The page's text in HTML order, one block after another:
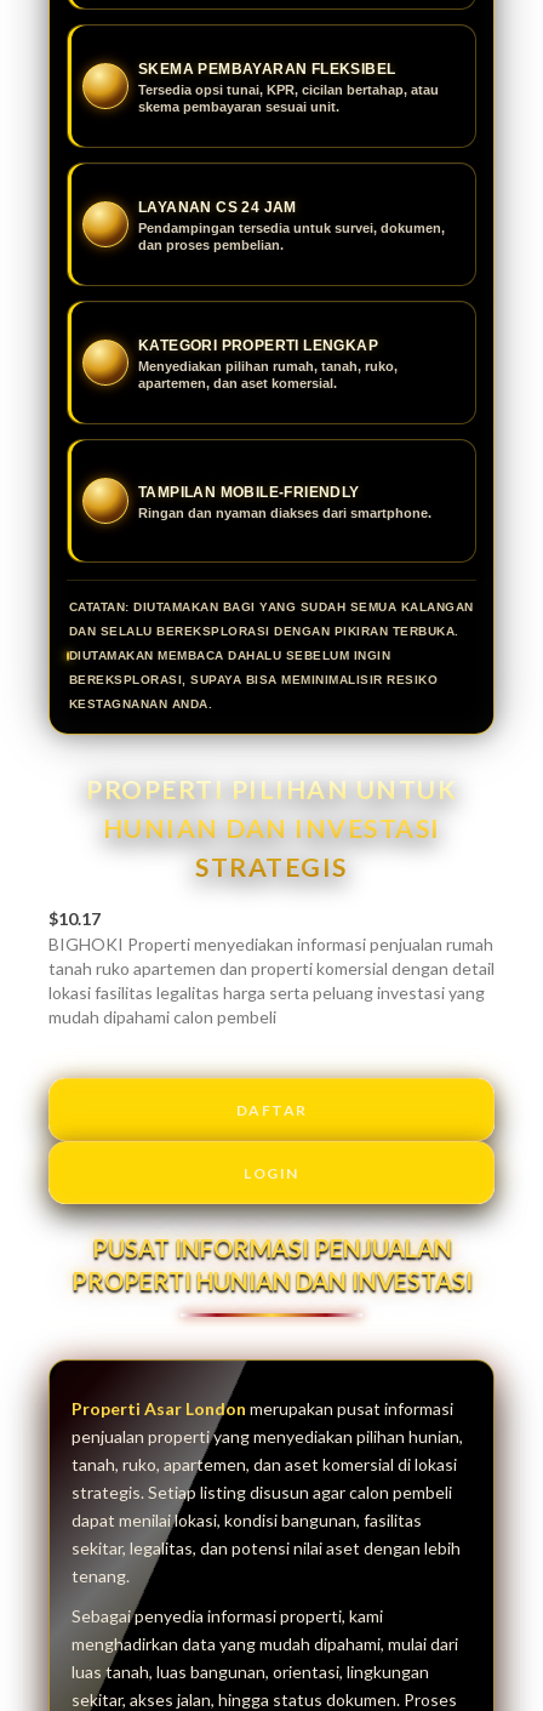
SKEMA PEMBAYARAN FLEKSIBEL
Tersedia opsi tunai, KPR, cicilan bertahap, atau
skema pembayaran sesuai unit.
LAYANAN CS 24 JAM
Pendampingan tersedia untuk survei, dokumen,
dan proses pembelian.
KATEGORI PROPERTI LENGKAP
Menyediakan pilihan rumah, tanah, ruko,
apartemen, dan aset komersial.
TAMPILAN MOBILE-FRIENDLY
Ringan dan nyaman diakses dari smartphone.
CATATAN: DIUTAMAKAN BAGI YANG SUDAH SEMUA KALANGAN
DAN SELALU BEREKSPLORASI DENGAN PIKIRAN TERBUKA.
DIUTAMAKAN MEMBACA DAHALU SEBELUM INGIN
BEREKSPLORASI, SUPAYA BISA MEMINIMALISIR RESIKO
KESTAGNANAN ANDA.
PROPERTI PILIHAN UNTUK
HUNIAN DAN INVESTASI
STRATEGIS
$10.17
BIGHOKI Properti menyediakan informasi penjualan rumah
tanah ruko apartemen dan properti komersial dengan detail
lokasi fasilitas legalitas harga serta peluang investasi yang
mudah dipahami calon pembeli
DAFTAR
LOGIN
PUSAT INFORMASI PENJUALAN
PROPERTI HUNIAN DAN INVESTASI
Properti Asar London merupakan pusat informasi
penjualan properti yang menyediakan pilihan hunian,
tanah, ruko, apartemen, dan aset komersial di lokasi
strategis. Setiap listing disusun agar calon pembeli
dapat menilai lokasi, kondisi bangunan, fasilitas
sekitar, legalitas, dan potensi nilai aset dengan lebih
tenang.
Sebagai penyedia informasi properti, kami
menghadirkan data yang mudah dipahami, mulai dari
luas tanah, luas bangunan, orientasi, lingkungan
sekitar, akses jalan, hingga status dokumen. Proses